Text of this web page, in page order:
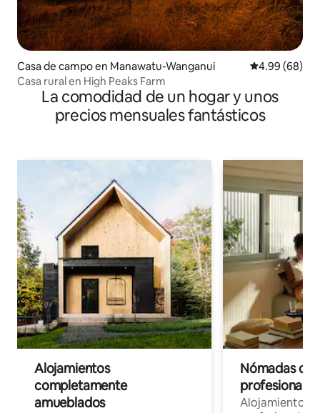
Casa de campo en Manawatu-Wanganui Calificación
4.99 (68)
Casa rural en High Peaks Farm
La comodidad de un hogar y unos
precios mensuales fantásticos
Alojamientos
completamente
amueblados
Nómadas
Alojamientos